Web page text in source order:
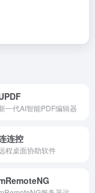
一代AI智能PDF编辑器
连控
程桌面协助软件